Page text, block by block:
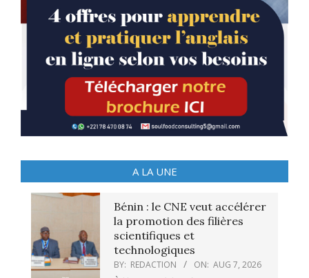
A LA UNE
Bénin : le CNE veut accélérer
la promotion des filières
scientifiques et
technologiques
BY: REDACTION ON: AUG 7, 2026